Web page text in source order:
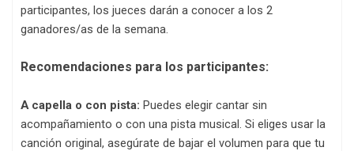
participantes, los jueces darán a conocer a los 2
ganadores/as de la semana.
Recomendaciones para los participantes:
A capella o con pista: Puedes elegir cantar sin
acompañamiento o con una pista musical. Si eliges usar la
canción original, asegúrate de bajar el volumen para que tu